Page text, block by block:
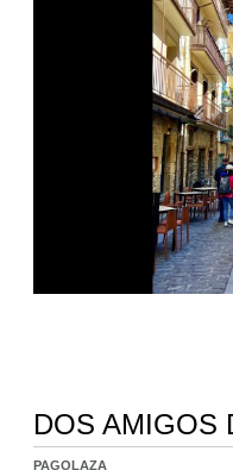
DOS AMIGOS
PAGOLAZA